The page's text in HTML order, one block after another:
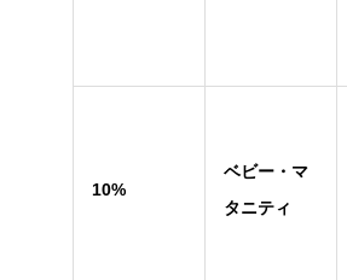
10%
ベビー・マ
タニティ